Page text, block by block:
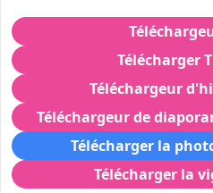
Télécharger
Téléchargeur
Téléchargeur de
Télécharger la
Télécharger la